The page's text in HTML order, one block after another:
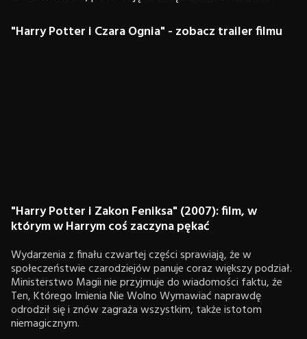
"Harry Potter i Czara Ognia" - zobacz trailer filmu
"Harry Potter i Zakon Feniksa" (2007): film, w
którym w Harrym coś zaczyna pękać
Wydarzenia z finału czwartej części sprawiają, że w
społeczeństwie czarodziejów panuje coraz większy podział.
Ministerstwo Magii nie przyjmuje do wiadomości faktu, że
Ten, Którego Imienia Nie Wolno Wymawiać naprawdę
odrodził się i znów zagraża wszystkim, także istotom
niemagicznym.